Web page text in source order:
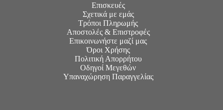
Επισκευές
Σχετικά με εμάς
Τρόποι Πληρωμής
Αποστολές & Επιστροφές
Επικοινωνήστε μαζί μας
Όροι Χρήσης
Πολιτική Απορρήτου
Οδηγοί Μεγεθών
Υπαναχώρηση Παραγγελίας